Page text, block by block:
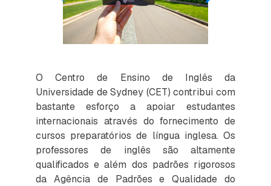
O Centro de Ensino de Inglês da
Universidade de Sydney (CET) contribui com
bastante esforço a apoiar estudantes
internacionais através do fornecimento de
cursos preparatórios de língua inglesa. Os
professores de inglês são altamente
qualificados e além dos padrões rigorosos
da Agência de Padrões e Qualidade do